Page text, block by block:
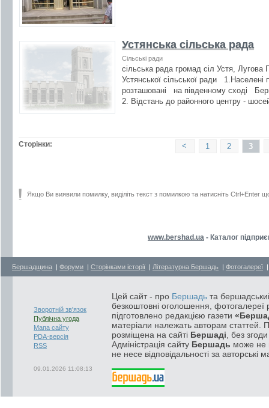
Устянська сільська рада
Сільські ради
сільська рада громад сіл Устя,
Устянської сільської ради
розташовані на південному сході
2. Відстань до районного центру -
Сторінки: 3
2
1
<
Якщо Ви виявили помилку, виділіть текст з помилкою та натисніть Ctrl+Enter
www.bershad.ua - Каталог
Бершадщина | Форуми | Сторінками історії | Літературна Бершадь | Фотогалереї
Зворотній зв'язок
Публічна угода
Мапа сайту
PDA-версія
RSS
09.01.2026 11:08:13
Цей сайт - про Бершадь та
безкоштовні оголошення, фотогалереї
підготовлено редакцією газети
матеріали належать авторам статтей.
розміщена на сайті Бершаді , без
Адміністрація сайту Бершадь може не
не несе відповідальності за авторські